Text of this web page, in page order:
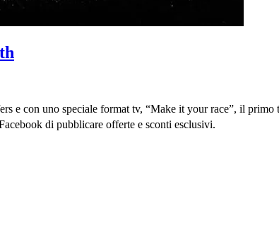
e con uno speciale format tv, “Make it your race”, il
di pubblicare offerte e sconti esclusivi.